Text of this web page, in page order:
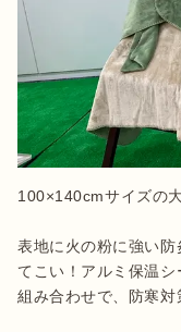
100×140cmサイズの
表地に火の粉に強い
てこい！アルミ保温
組み合わせで、防寒対